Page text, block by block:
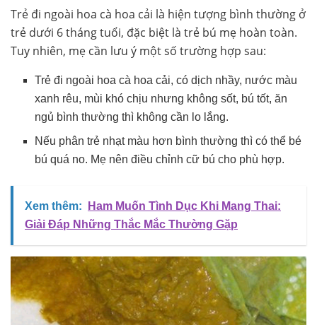
Trẻ đi ngoài hoa cà hoa cải là hiện tượng bình thường ở
trẻ dưới 6 tháng tuổi, đặc biệt là trẻ bú mẹ hoàn toàn.
Tuy nhiên, mẹ cần lưu ý một số trường hợp sau:
Trẻ đi ngoài hoa cà hoa cải, có dịch nhầy, nước màu
xanh rêu, mùi khó chịu nhưng không sốt, bú tốt, ăn
ngủ bình thường thì không cần lo lắng.
Nếu phân trẻ nhạt màu hơn bình thường thì có thể bé
bú quá no. Mẹ nên điều chỉnh cữ bú cho phù hợp.
Xem thêm:
Ham Muốn Tình Dục Khi Mang Thai:
Giải Đáp Những Thắc Mắc Thường Gặp